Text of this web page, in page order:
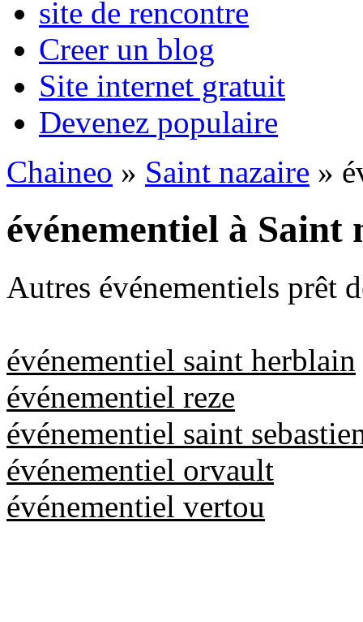
site de rencontre
Creer un blog
Site internet gratuit
Devenez populaire
Chaineo » Saint nazaire »
événementiel à Saint
Autres événementiels prêt
événementiel saint herblain
événementiel reze
événementiel saint
événementiel orvault
événementiel vertou